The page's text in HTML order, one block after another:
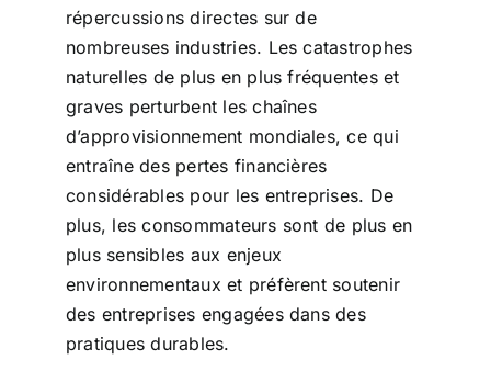
répercussions directes sur de
nombreuses industries. Les catastrophes
naturelles de plus en plus fréquentes et
graves perturbent les chaînes
d’approvisionnement mondiales, ce qui
entraîne des pertes financières
considérables pour les entreprises. De
plus, les consommateurs sont de plus en
plus sensibles aux enjeux
environnementaux et préfèrent soutenir
des entreprises engagées dans des
pratiques durables.